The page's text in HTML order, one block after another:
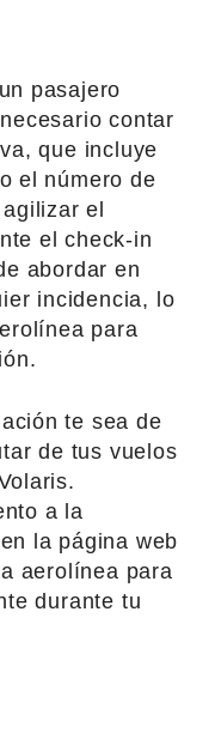
pasajero
contar
que incluye
el número de
el
el check-in
abordar en
incidencia, lo
para
te sea de
de tus vuelos
a la
la página web
aerolínea para
durante tu